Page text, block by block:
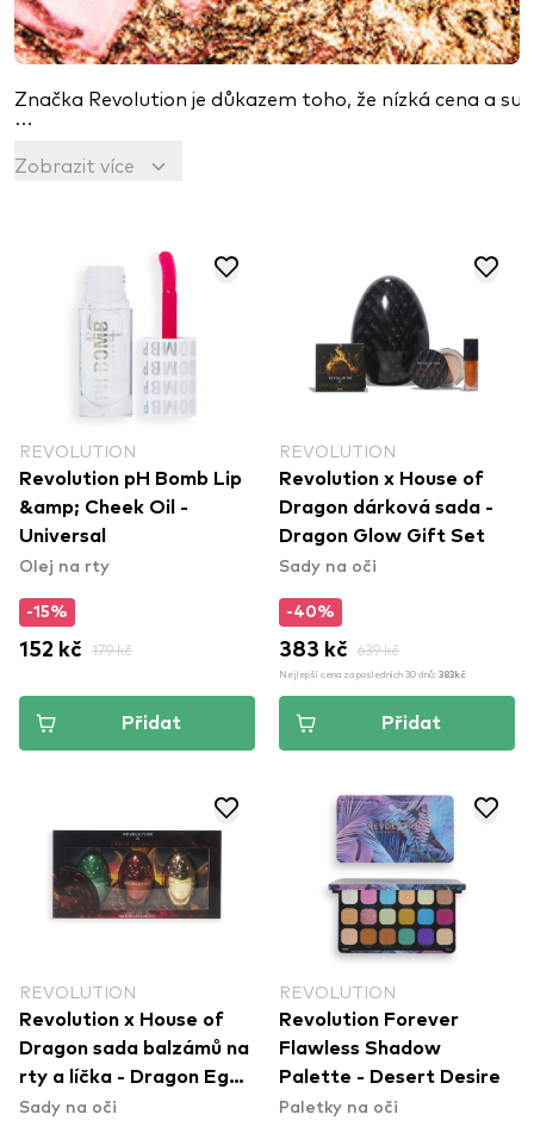
Značka Revolution je důkazem toho, že nízká cena a
Zobrazit více
REVOLUTION
Revolution pH Bomb Lip
&amp; Cheek Oil -
Universal
Olej na rty
-15%
152 kč 179 kč
Přidat
REVOLUTION
Revolution x House of
Dragon dárková sada -
Dragon Glow Gift Set
Sady na oči
-40%
383 kč 639 kč
Nejlepší cena za posledních 30 dnů: 383kč
Přidat
REVOLUTION
Revolution x House of
Dragon sada balzámů na
rty a líčka - Dragon Egg
Lip and Cheek Balm Set
Sady na oči
REVOLUTION
Revolution Forever
Flawless Shadow
Palette - Desert Desire
Paletky na oči